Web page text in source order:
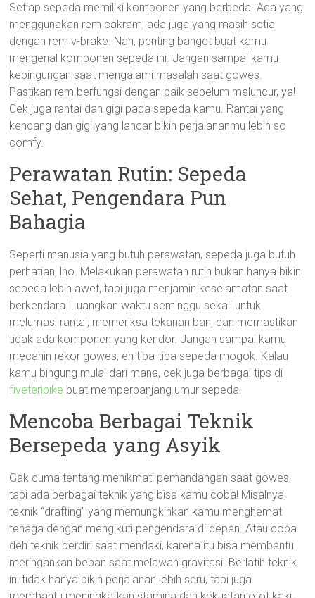
Setiap sepeda memiliki komponen yang berbeda. Ada yang
menggunakan rem cakram, ada juga yang masih setia
dengan rem v-brake. Nah, penting banget buat kamu
mengenal komponen sepeda ini. Jangan sampai kamu
kebingungan saat mengalami masalah saat gowes.
Pastikan rem berfungsi dengan baik sebelum meluncur, ya!
Cek juga rantai dan gigi pada sepeda kamu. Rantai yang
kencang dan gigi yang lancar bikin perjalananmu lebih so
comfy.
Perawatan Rutin: Sepeda
Sehat, Pengendara Pun
Bahagia
Seperti manusia yang butuh perawatan, sepeda juga butuh
perhatian, lho. Melakukan perawatan rutin bukan hanya bikin
sepeda lebih awet, tapi juga menjamin keselamatan saat
berkendara. Luangkan waktu seminggu sekali untuk
melumasi rantai, memeriksa tekanan ban, dan memastikan
tidak ada komponen yang kendor. Jangan sampai kamu
mecahin rekor gowes, eh tiba-tiba sepeda mogok. Kalau
kamu bingung mulai dari mana, cek juga berbagai tips di
fivetenbike buat memperpanjang umur sepeda.
Mencoba Berbagai Teknik
Bersepeda yang Asyik
Gak cuma tentang menikmati pemandangan saat gowes,
tapi ada berbagai teknik yang bisa kamu coba! Misalnya,
teknik “drafting” yang memungkinkan kamu menghemat
tenaga dengan mengikuti pengendara di depan. Atau coba
deh teknik berdiri saat mendaki, karena itu bisa membantu
meringankan beban saat melawan gravitasi. Berlatih teknik
ini tidak hanya bikin perjalanan lebih seru, tapi juga